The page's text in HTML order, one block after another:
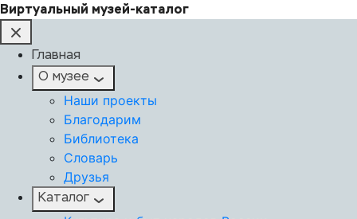
Виртуальный музей-каталог
Главная
О музее
Наши проекты
Благодарим
Библиотека
Словарь
Друзья
Каталог